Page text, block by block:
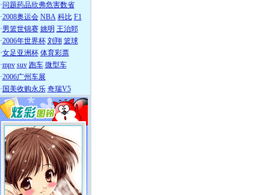
·问题药品欣弗危害数省
·2008奥运会 NBA 科比 F1
·男篮世锦赛 姚明 王治郅
·2006年世界杯 刘翔 篮球
·女足亚洲杯 体育彩票
·mpv suv 跑车 微型车
·2006广州车展
· 国美收购永乐 奇瑞V5